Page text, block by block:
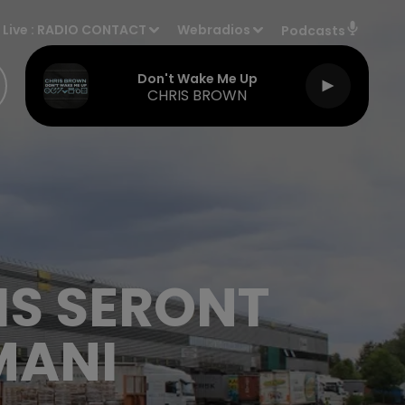
Live : RADIO CONTACT Webradios Podcasts
Don't Wake Me Up
CHRIS BROWN
SERONT